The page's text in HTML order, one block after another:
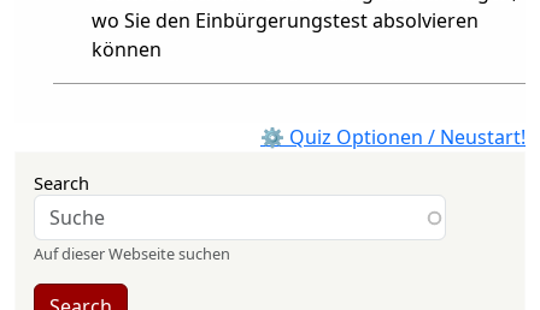
wo Sie den Einbürgerungstest absolvieren
können
⚙ Quiz Optionen / Neustart!
Search
Auf dieser Webseite suchen